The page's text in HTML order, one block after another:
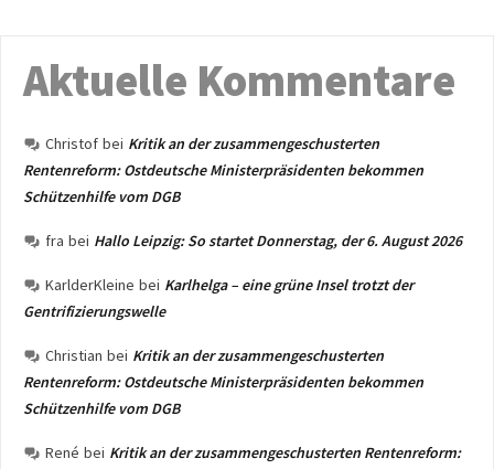
Aktuelle Kommentare
Christof bei Kritik an der zusammengeschusterten
Rentenreform: Ostdeutsche Ministerpräsidenten bekommen
Schützenhilfe vom DGB
fra bei Hallo Leipzig: So startet Donnerstag, der 6. August 2026
KarlderKleine bei Karlhelga – eine grüne Insel trotzt der
Gentrifizierungswelle
Christian bei Kritik an der zusammengeschusterten
Rentenreform: Ostdeutsche Ministerpräsidenten bekommen
Schützenhilfe vom DGB
René bei Kritik an der zusammengeschusterten Rentenreform: